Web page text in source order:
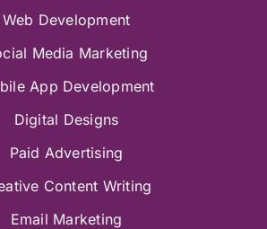
Web Development
Media Marketing
App Development
Digital Designs
Paid Advertising
Content Writing
Email Marketing